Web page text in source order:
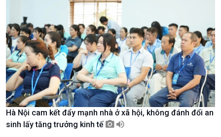
Chính trị
Tin Chính trị
Thế giới
Hà Nội cam kết đẩy mạnh nhà ở xã hội, không đánh đổi an
sinh lấy tăng trưởng kinh tế